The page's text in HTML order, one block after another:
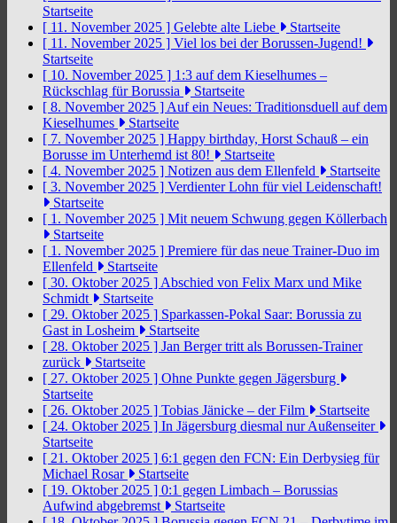
Startseite
[ 11. November 2025 ] Gelebte alte Liebe
Startseite
[ 11. November 2025 ] Viel los bei der Borussen-Jugend!
Startseite
[ 10. November 2025 ] 1:3 auf dem Kieselhumes –
Rückschlag für Borussia
Startseite
[ 8. November 2025 ] Auf ein Neues: Traditionsduell auf dem
Kieselhumes
Startseite
[ 7. November 2025 ] Happy birthday, Horst Schauß – ein
Borusse im Unterhemd ist 80!
Startseite
[ 4. November 2025 ] Notizen aus dem Ellenfeld
Startseite
[ 3. November 2025 ] Verdienter Lohn für viel Leidenschaft!
Startseite
[ 1. November 2025 ] Mit neuem Schwung gegen Köllerbach
Startseite
[ 1. November 2025 ] Premiere für das neue Trainer-Duo im
Ellenfeld
Startseite
[ 30. Oktober 2025 ] Abschied von Felix Marx und Mike
Schmidt
Startseite
[ 29. Oktober 2025 ] Sparkassen-Pokal Saar: Borussia zu
Gast in Losheim
Startseite
[ 28. Oktober 2025 ] Jan Berger tritt als Borussen-Trainer
zurück
Startseite
[ 27. Oktober 2025 ] Ohne Punkte gegen Jägersburg
Startseite
[ 26. Oktober 2025 ] Tobias Jänicke – der Film
Startseite
[ 24. Oktober 2025 ] In Jägersburg diesmal nur Außenseiter
Startseite
[ 21. Oktober 2025 ] 6:1 gegen den FCN: Ein Derbysieg für
Michael Rosar
Startseite
[ 19. Oktober 2025 ] 0:1 gegen Limbach – Borussias
Aufwind abgebremst
Startseite